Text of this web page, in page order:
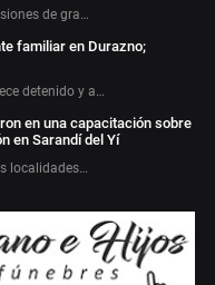
de gra…
familiar en Durazno;
detenido y a…
en una capacitación sobre
en Sarandí del Yí
localidades…